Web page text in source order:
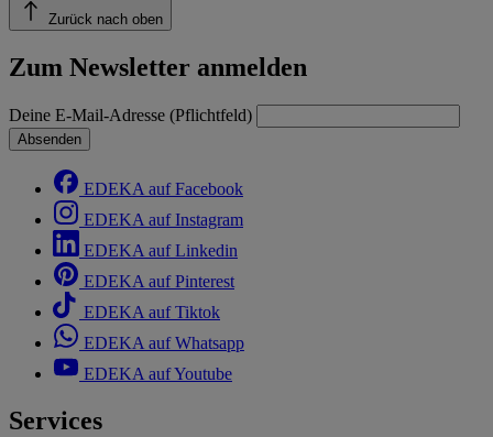
Zurück nach oben
Zum Newsletter anmelden
Deine E-Mail-Adresse (Pflichtfeld)
Absenden
EDEKA auf Facebook
EDEKA auf Instagram
EDEKA auf Linkedin
EDEKA auf Pinterest
EDEKA auf Tiktok
EDEKA auf Whatsapp
EDEKA auf Youtube
Services